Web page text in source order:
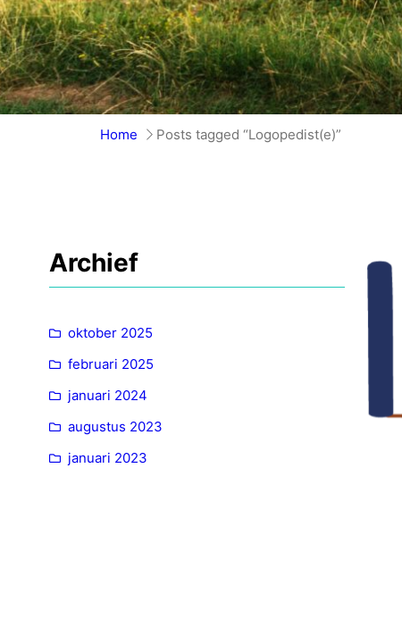
Home Posts tagged “Logopedist(e)”
Archief
oktober 2025
februari 2025
januari 2024
augustus 2023
januari 2023